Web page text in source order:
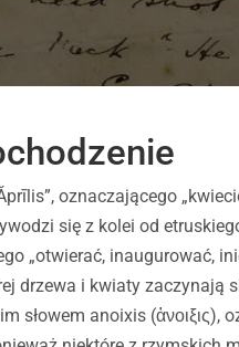
oznaczającego
się z kolei od
„otwierać, inaugurować,
drzewa i kwiaty zaczynają
słowem anoixis (ἁνοιξις),